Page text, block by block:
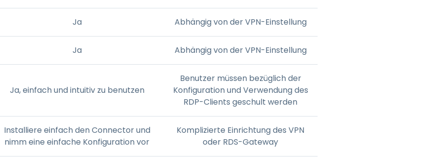
Ja Abhängig von der VPN-Einstellung
Ja Abhängig von der VPN-Einstellung
Ja, einfach und intuitiv zu benutzen
Benutzer müssen bezüglich der
Konfiguration und Verwendung des
RDP-Clients geschult werden
Installiere einfach den Connector und
nimm eine einfache Konfiguration vor
Komplizierte Einrichtung des VPN
oder RDS-Gateway